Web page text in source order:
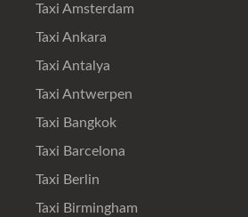
Taxi Amsterdam
Taxi Ankara
Taxi Antalya
Taxi Antwerpen
Taxi Bangkok
Taxi Barcelona
Taxi Berlin
Taxi Birmingham